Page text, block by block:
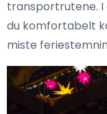
transportrutene. I
du komfortabelt
miste